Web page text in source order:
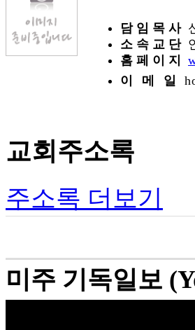
담 임 목 사
소 속 교 단
홈 페 이 지
이 메 일
교회주소록
주소록 더보기
미주 기독일보